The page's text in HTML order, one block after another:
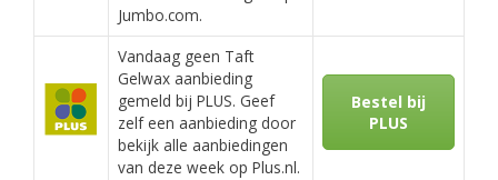
Jumbo.com.
Vandaag geen Taft
Gelwax aanbieding
gemeld bij PLUS. Geef
zelf een aanbieding door
bekijk alle aanbiedingen
van deze week op Plus.nl.
Bestel bij
PLUS